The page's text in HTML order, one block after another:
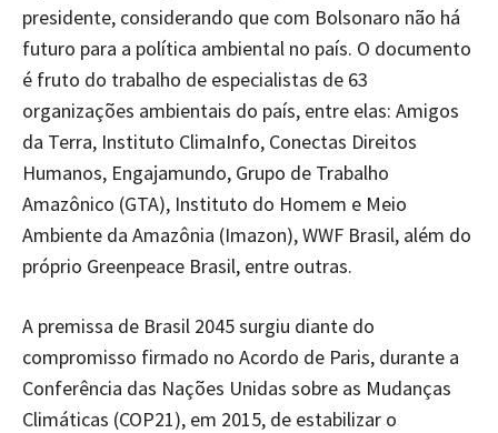
presidente, considerando que com Bolsonaro não há
futuro para a política ambiental no país. O documento
é fruto do trabalho de especialistas de 63
organizações ambientais do país, entre elas: Amigos
da Terra, Instituto ClimaInfo, Conectas Direitos
Humanos, Engajamundo, Grupo de Trabalho
Amazônico (GTA), Instituto do Homem e Meio
Ambiente da Amazônia (Imazon), WWF Brasil, além do
próprio Greenpeace Brasil, entre outras.
A premissa de Brasil 2045 surgiu diante do
compromisso firmado no Acordo de Paris, durante a
Conferência das Nações Unidas sobre as Mudanças
Climáticas (COP21), em 2015, de estabilizar o